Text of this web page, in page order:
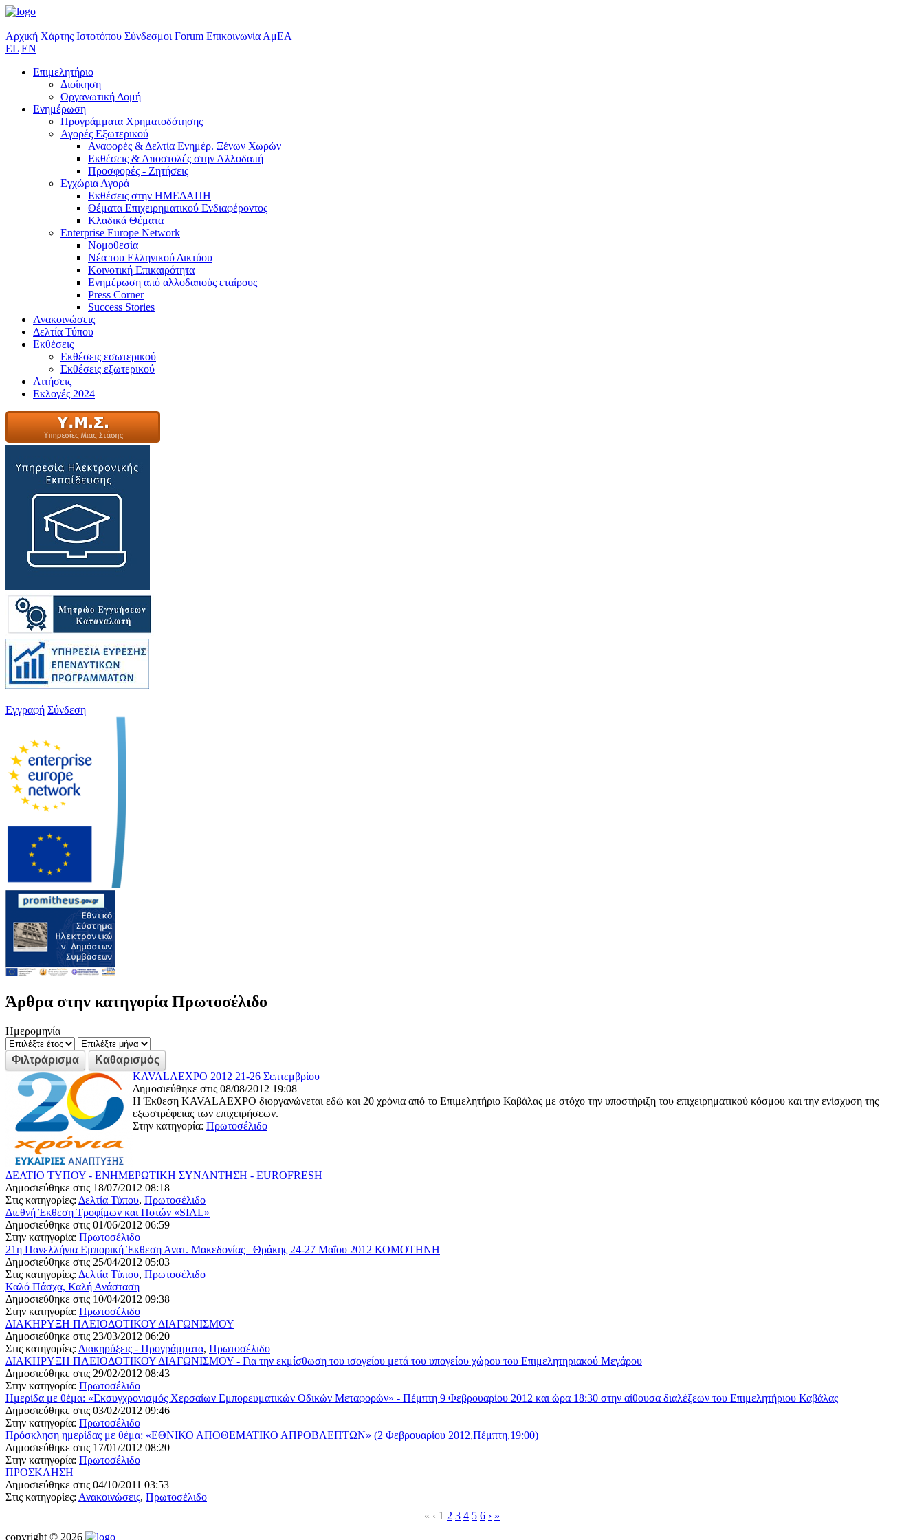
Αρχική Χάρτης Ιστοτόπου Σύνδεσμοι Forum Επικοινωνία ΑμΕΑ
EL EN
Επιμελητήριο
Διοίκηση
Οργανωτική Δομή
Ενημέρωση
Προγράμματα Χρηματοδότησης
Αγορές Εξωτερικού
Αναφορές & Δελτία Ενημέρ. Ξένων Χωρών
Εκθέσεις & Αποστολές στην Αλλοδαπή
Προσφορές - Ζητήσεις
Εγχώρια Αγορά
Εκθέσεις στην ΗΜΕΔΑΠΗ
Θέματα Επιχειρηματικού Ενδιαφέροντος
Κλαδικά Θέματα
Enterprise Europe Network
Νομοθεσία
Νέα του Ελληνικού Δικτύου
Κοινοτική Επικαιρότητα
Ενημέρωση από αλλοδαπούς εταίρους
Press Corner
Success Stories
Ανακοινώσεις
Δελτία Τύπου
Εκθέσεις
Εκθέσεις εσωτερικού
Εκθέσεις εξωτερικού
Αιτήσεις
Εκλογές 2024
Εγγραφή Σύνδεση
Άρθρα στην κατηγορία Πρωτοσέλιδο
Ημερομηνία
KAVALAEXPO 2012 21-26 Σεπτεμβρίου
Δημοσιεύθηκε στις 08/08/2012 19:08
Η Έκθεση KAVALAEXPO διοργανώνεται εδώ και 20 χρόνια από το Επιμελητήριο Καβάλας με στόχο την υποστήριξη του επιχειρηματικού κόσμου και την ενίσχυση της
εξωστρέφειας των επιχειρήσεων.
Στην κατηγορία: Πρωτοσέλιδο
ΔΕΛΤΙΟ ΤΥΠΟΥ - ΕΝΗΜΕΡΩΤΙΚΗ ΣΥΝΑΝΤΗΣΗ - EUROFRESH
Δημοσιεύθηκε στις 18/07/2012 08:18
Στις κατηγορίες: Δελτία Τύπου, Πρωτοσέλιδο
Διεθνή Έκθεση Τροφίμων και Ποτών «SIAL»
Δημοσιεύθηκε στις 01/06/2012 06:59
Στην κατηγορία: Πρωτοσέλιδο
21η Πανελλήνια Εμπορική Έκθεση Ανατ. Μακεδονίας –Θράκης 24-27 Μαΐου 2012 ΚΟΜΟΤΗΝΗ
Δημοσιεύθηκε στις 25/04/2012 05:03
Στις κατηγορίες: Δελτία Τύπου, Πρωτοσέλιδο
Καλό Πάσχα, Καλή Ανάσταση
Δημοσιεύθηκε στις 10/04/2012 09:38
Στην κατηγορία: Πρωτοσέλιδο
ΔΙΑΚΗΡΥΞΗ ΠΛΕΙΟΔΟΤΙΚΟΥ ΔΙΑΓΩΝΙΣΜΟΥ
Δημοσιεύθηκε στις 23/03/2012 06:20
Στις κατηγορίες: Διακηρύξεις - Προγράμματα, Πρωτοσέλιδο
ΔΙΑΚΗΡΥΞΗ ΠΛΕΙΟΔΟΤΙΚΟΥ ΔΙΑΓΩΝΙΣΜΟΥ - Για την εκμίσθωση του ισογείου μετά του υπογείου χώρου του Επιμελητηριακού Μεγάρου
Δημοσιεύθηκε στις 29/02/2012 08:43
Στην κατηγορία: Πρωτοσέλιδο
Hμερίδα με θέμα: «Εκσυγχρονισμός Χερσαίων Εμπορευματικών Οδικών Μεταφορών» - Πέμπτη 9 Φεβρουαρίου 2012 και ώρα 18:30 στην αίθουσα διαλέξεων του Επιμελητήριου Καβάλας
Δημοσιεύθηκε στις 03/02/2012 09:46
Στην κατηγορία: Πρωτοσέλιδο
Πρόσκληση ημερίδας με θέμα: «ΕΘΝΙΚΟ ΑΠΟΘΕΜΑΤΙΚΟ ΑΠΡΟΒΛΕΠΤΩΝ» (2 Φεβρουαρίου 2012,Πέμπτη,19:00)
Δημοσιεύθηκε στις 17/01/2012 08:20
Στην κατηγορία: Πρωτοσέλιδο
ΠΡΟΣΚΛΗΣΗ
Δημοσιεύθηκε στις 04/10/2011 03:53
Στις κατηγορίες: Ανακοινώσεις, Πρωτοσέλιδο
« ‹ 1 2 3 4 5 6 › »
copyright © 2026